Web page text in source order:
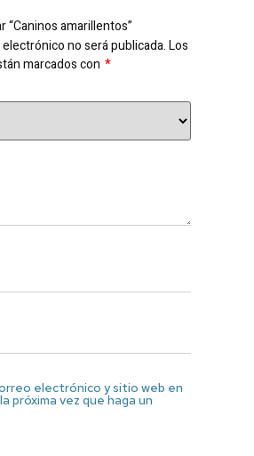
“Caninos amarillentos”
no será publicada.Los
marcados con *
electrónico y sitio web en
próxima vez que haga un